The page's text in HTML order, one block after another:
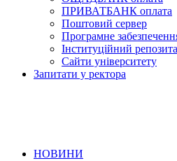
ПРИВАТБАНК оплата
Поштовий сервер
Програмне
Інституційний
Сайти університету
Запитати у ректора
НОВИНИ